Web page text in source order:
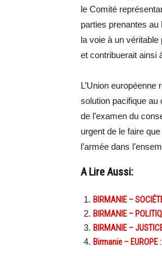
le Comité
parties prenantes
la voie à un
et contribuerait ainsi
L’Union
solution pacifique
de l’examen du
urgent de le faire
l’armée dans
A Lire Aussi:
BIRMANIE –
BIRMANIE –
BIRMANIE –
Birmanie –